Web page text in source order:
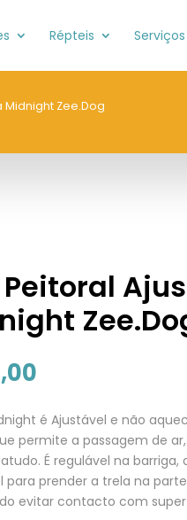
Répteis Serviços
Zee.Dog
é Ajustável e não
permite a passagem de
É regulável na barriga,
para prender a trela na
evitar contacto com